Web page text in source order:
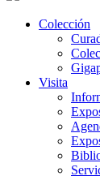
Colección
Visita